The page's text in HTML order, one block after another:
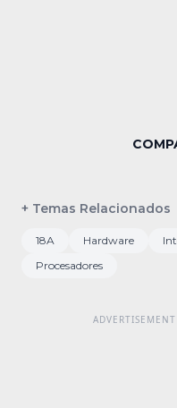
+ Temas Relacionados
18A Hardware
Procesadores